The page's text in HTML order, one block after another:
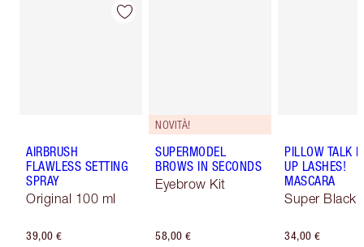
AIRBRUSH
FLAWLESS SETTING
SPRAY
Original 100 ml
39,00 €
NOVITÀ!
SUPERMODEL
BROWS IN SECONDS
Eyebrow Kit
58,00 €
PILLOW TALK
UP LASHES!
MASCARA
Super Black
34,00 €